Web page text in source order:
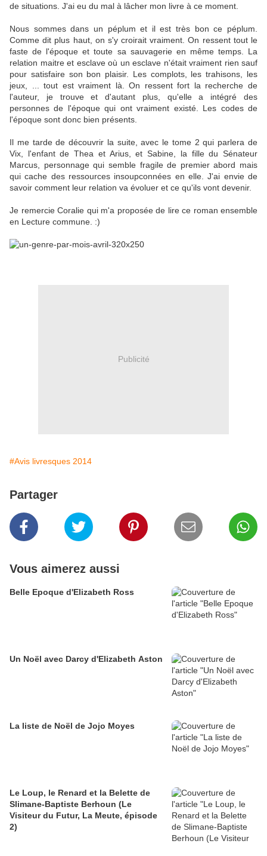
de situations. J'ai eu du mal à lâcher mon livre à ce moment.
Nous sommes dans un péplum et il est très bon ce péplum.
Comme dit plus haut, on s'y croirait vraiment. On ressent tout le
faste de l'époque et toute sa sauvagerie en même temps. La
relation maitre et esclave où un esclave n'était vraiment rien sauf
pour satisfaire son bon plaisir. Les complots, les trahisons, les
jeux, ... tout est vraiment là. On ressent fort la recherche de
l'auteur, je trouve et d'autant plus, qu'elle a intégré des
personnes de l'époque qui ont vraiment existé. Les codes de
l'époque sont donc bien présents.
Il me tarde de découvrir la suite, avec le tome 2 qui parlera de
Vix, l'enfant de Thea et Arius, et Sabine, la fille du Sénateur
Marcus, personnage qui semble fragile de premier abord mais
qui cache des ressources insoupconnées en elle. J'ai envie de
savoir comment leur relation va évoluer et ce qu'ils vont devenir.
Je remercie Coralie qui m'a proposée de lire ce roman ensemble
en Lecture commune. :)
Publicité
#Avis livresques 2014
Partager
Vous aimerez aussi
Belle Epoque d'Elizabeth Ross
Un Noël avec Darcy d'Elizabeth Aston
La liste de Noël de Jojo Moyes
Le Loup, le Renard et la Belette de
Slimane-Baptiste Berhoun (Le
Visiteur du Futur, La Meute, épisode
2)